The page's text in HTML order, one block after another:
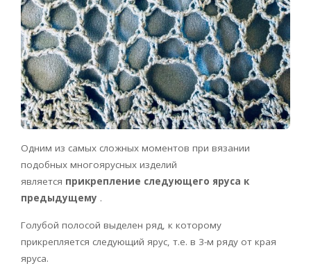
Одним из самых сложных моментов при вязании
подобных многоярусных изделий
является прикрепление следующего яруса к
предыдущему .
Голубой полосой выделен ряд, к которому
прикрепляется следующий ярус, т.е. в 3-м ряду от края
яруса.